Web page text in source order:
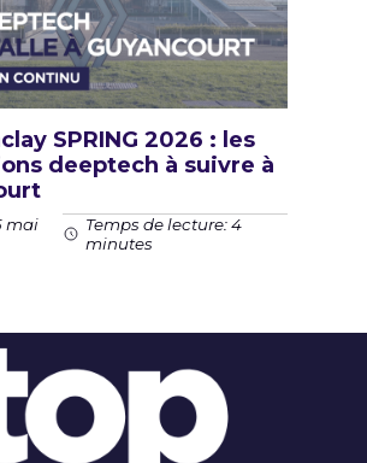
SPRING 2026 : les
deeptech à suivre à
mai
Temps de lecture: 4
minutes